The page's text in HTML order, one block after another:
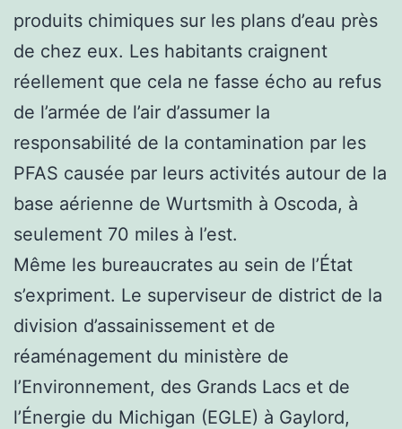
produits chimiques sur les plans d’eau près
de chez eux. Les habitants craignent
réellement que cela ne fasse écho au refus
de l’armée de l’air d’assumer la
responsabilité de la contamination par les
PFAS causée par leurs activités autour de la
base aérienne de Wurtsmith à Oscoda, à
seulement 70 miles à l’est.
Même les bureaucrates au sein de l’État
s’expriment. Le superviseur de district de la
division d’assainissement et de
réaménagement du ministère de
l’Environnement, des Grands Lacs et de
l’Énergie du Michigan (EGLE) à Gaylord,